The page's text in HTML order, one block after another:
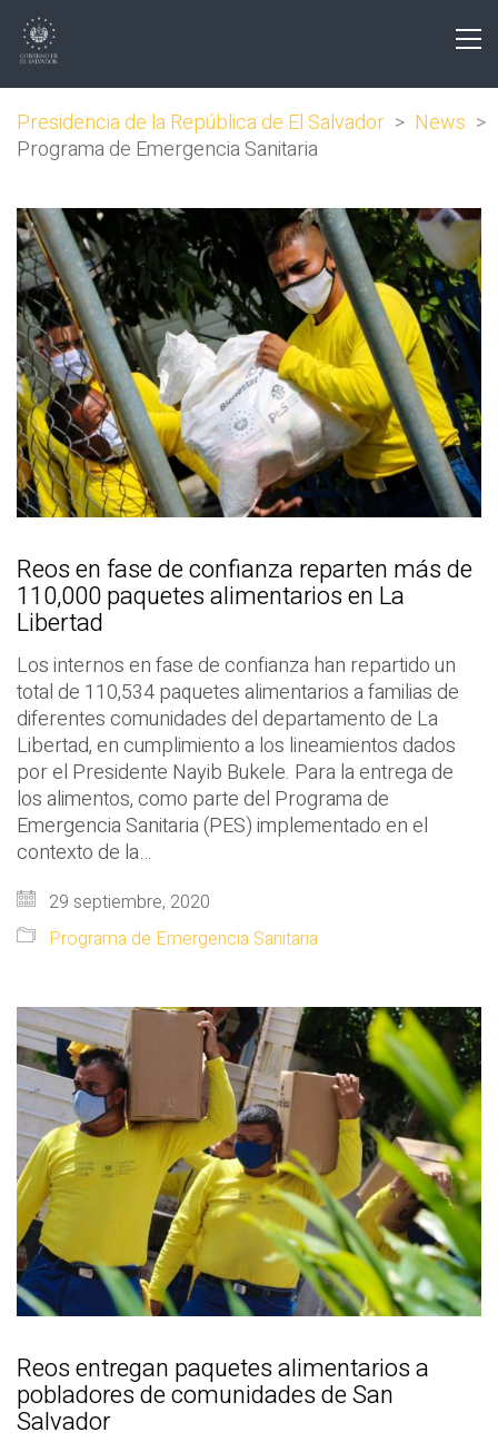
Presidencia de la República de El Salvador > News >
Programa de Emergencia Sanitaria
Reos en fase de confianza reparten más de
110,000 paquetes alimentarios en La
Libertad
Los internos en fase de confianza han repartido un
total de 110,534 paquetes alimentarios a familias de
diferentes comunidades del departamento de La
Libertad, en cumplimiento a los lineamientos dados
por el Presidente Nayib Bukele. Para la entrega de
los alimentos, como parte del Programa de
Emergencia Sanitaria (PES) implementado en el
contexto de la…
29 septiembre, 2020
Programa de Emergencia Sanitaria
Reos entregan paquetes alimentarios a
pobladores de comunidades de San
Salvador